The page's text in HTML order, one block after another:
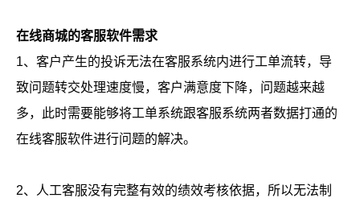
在线商城的客服软件需求
1、客户产生的投诉无法在客服系统内进行工单流转，导
致问题转交处理速度慢，客户满意度下降，问题越来越
多，此时需要能够将工单系统跟客服系统两者数据打通的
在线客服软件进行问题的解决。
2、人工客服没有完整有效的绩效考核依据，所以无法制